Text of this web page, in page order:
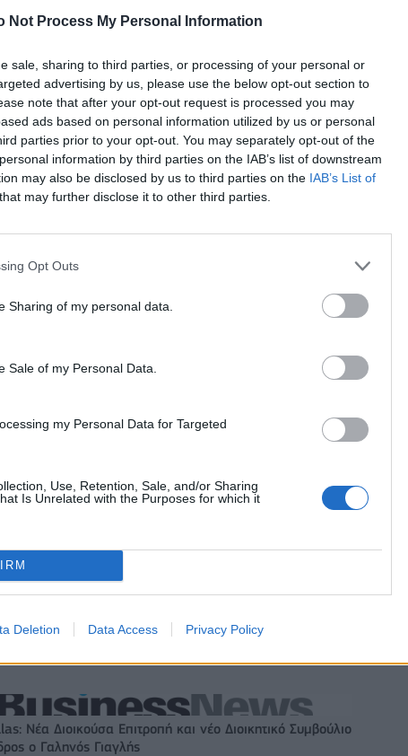
Not Process My Personal Information
sale, sharing to third parties, or processing of your personal or
advertising by us, please use the below opt-out section to
note that after your opt-out request is processed you may
ads based on personal information utilized by us or personal
parties prior to your opt-out. You may separately opt-out of the
information by third parties on the IAB’s list of downstream
may also be disclosed by us to third parties on the IAB’s List of
that may further disclose it to other third parties.
Opt Outs
Sharing of my personal data.
Sale of my Personal Data.
my Personal Data for Targeted
Use, Retention, Sale, and/or Sharing
Is Unrelated with the Purposes for which it
Deletion Data Access Privacy Policy
που κατέχει η Εταιρεία
μετοχικού κεφαλαίου της.
Νάγκετς ο Λόνι Γουόκερ
ευρώ
Viohalco: Αυξημένος κατά 14% ο τζίρος
στο α' εξάμηνο, στα 4,3 δισ. ευρώ – Στα
Νέα Διοικούσα Επιτροπή και νέο Διοικητικό Συμβούλιο
ο Γαληνός Γιαγλής